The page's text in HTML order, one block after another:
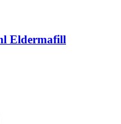
Eldermafill